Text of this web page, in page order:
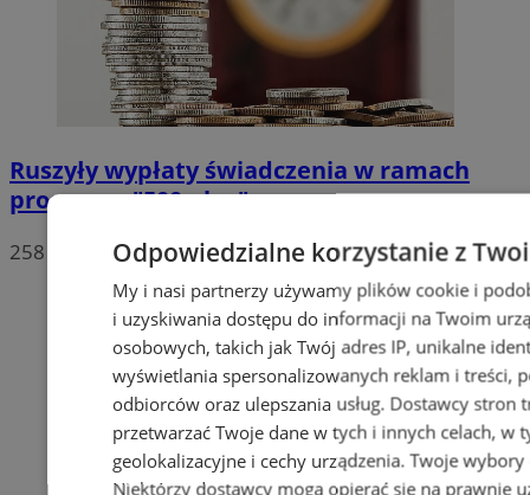
Ruszyły wypłaty świadczenia w ramach
programu "500 plus"
258 Odpowiedzialne korzystanie z
My i nasi partnerzy używamy plików cookie i
i uzyskiwania dostępu do informacji na Twoim
osobowych, takich jak Twój adres IP, unikalne
wyświetlania spersonalizowanych reklam i treści,
odbiorców oraz ulepszania usług. Dostawcy stron
przetwarzać Twoje dane w tych i innych celach, w
geolokalizacyjne i cechy urządzenia. Twoje
Niektórzy dostawcy mogą opierać się na prawnie